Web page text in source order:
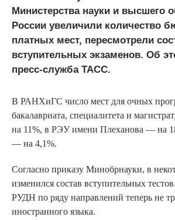
Министерства науки и высшего
России увеличили количество
платных мест, пересмотрели
вступительных экзаменов. Об
пресс-служба ТАСС.
В РАНХиГС число мест для очных
бакалавриата, специалитета и
на 11%, в РЭУ имени Плеханова —
— на 4,1%.
Согласно приказу Минобрнауки, в
изменился состав вступительных
РУДН по ряду направлений теперь не
иностранного языка.